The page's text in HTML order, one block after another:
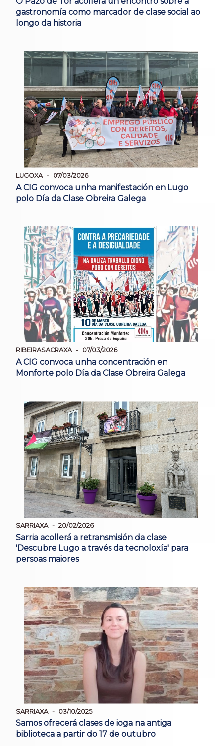
gastronomía como marcador de clase social ao
longo da historia
LUGOXA 07/03/2026
A CIG convoca unha manifestación en Lugo
polo Día da Clase Obreira Galega
RIBEIRASACRAXA 07/03/2026
A CIG convoca unha concentración en
Monforte polo Día da Clase Obreira Galega
SARRIAXA 20/02/2026
Sarria acollerá a retransmisión da clase
'Descubre Lugo a través da tecnoloxía' para
persoas maiores
SARRIAXA 03/10/2025
Samos ofrecerá clases de ioga na antiga
biblioteca a partir do 17 de outubro